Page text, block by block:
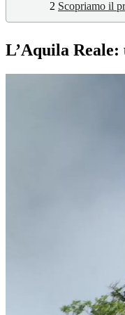
2 Scopriamo il
L’Aquila